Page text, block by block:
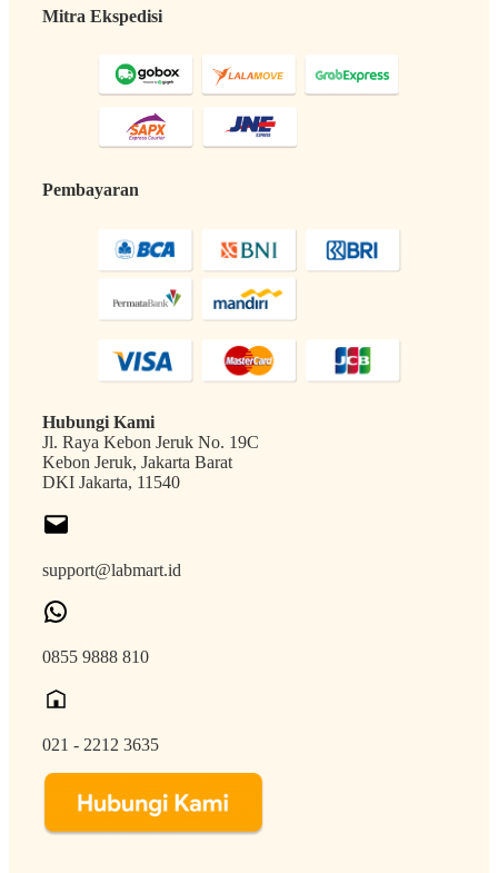
Mitra Ekspedisi
Pembayaran
Hubungi Kami
Jl. Raya Kebon Jeruk No. 19C
Kebon Jeruk, Jakarta Barat
DKI Jakarta, 11540
support@labmart.id
0855 9888 810
021 - 2212 3635